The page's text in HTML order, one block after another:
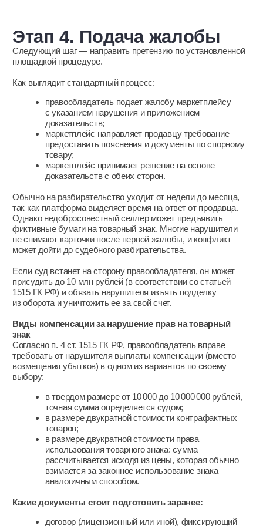
Обязательный шаг для
взыскания компенсации
Обращение в маркетплейс позволяет удалить карточки
товаров, но для взыскания компенсации по закону
удовлетворяют требования на досудебной стадии. Однако
возможность перейти к судебной защите, если приоритетом
является привлечение нарушителя к ответственности.
Почему стандартная
защита бренда становится
неэффективной
Ручной мониторинг нарушений не позволяет отследить всех
растет из-за наплыва китайских продавцов и использования
нейросетей для создания поддельных карточек.
Проблема кроется не только в масштабах.
Недобросовестные продавцы делают все, чтобы
оставаться незамеченными как можно дольше. Например:
скрывают карточки товаров по утрам и открывают
их поздним вечером; или не пишут бренд в названии
карточки, но используют его в изображениях. В сложных
подтвердит факт подделки.
Как выстроить
эффективную систему
защиты бренда на
маркетплейсах
В новых условиях важно усилить весь цикл защиты:
автоматизировать мониторинг для обработки больших
объемов, учесть и новые схемы злоумышленников,
и изменения в требованиях маркетплейсов. Правила
и методы защиты.
Возможное решение — использование платформы для
мониторинга нарушений на маркетплейсах и помощь
специалистов для оперативной блокировки и юридической
Чтобы обеспечить полный контроль для компаний, команда
BrandSecurity разработаларешение для защиты брендов
на маркетплейсахи других площадках.